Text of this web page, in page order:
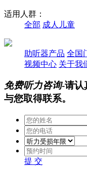
适用人群：
全部 成人 儿童
助听器产品 全国
视频中心 关于我
免费听力咨询-请认
与您取得联系。
提 交